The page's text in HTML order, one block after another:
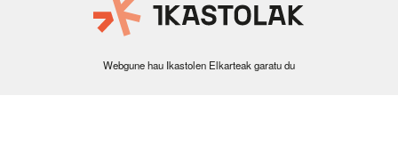
Webgune hau Ikastolen Elkarteak garatu du